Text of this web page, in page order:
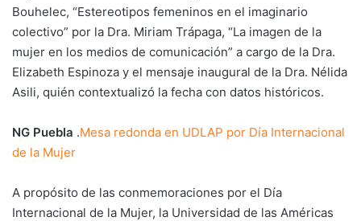
Bouhelec, “Estereotipos femeninos en el imaginario
colectivo” por la Dra. Miriam Trápaga, “La imagen de la
mujer en los medios de comunicación” a cargo de la Dra.
Elizabeth Espinoza y el mensaje inaugural de la Dra. Nélida
Asili, quién contextualizó la fecha con datos históricos.
NG Puebla .Mesa redonda en UDLAP por Día Internacional
de la Mujer
A propósito de las conmemoraciones por el Día
Internacional de la Mujer, la Universidad de las Américas